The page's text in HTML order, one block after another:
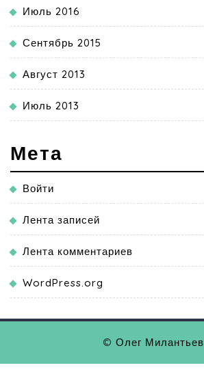
Июль 2016
Сентябрь 2015
Август 2013
Июль 2013
Мета
Войти
Лента записей
Лента комментариев
WordPress.org
© Олег Милантьев